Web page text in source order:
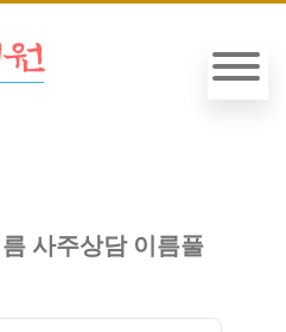
사주상담 이름풀